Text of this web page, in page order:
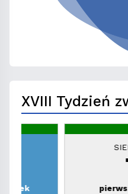
XVIII Tydzień